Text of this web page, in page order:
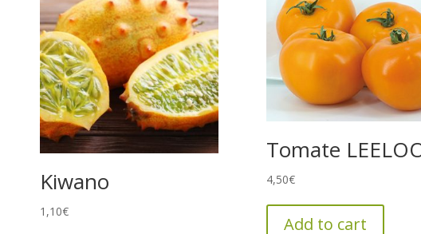
Kiwano
1,10€
Tomate
4,50€
Add to cart